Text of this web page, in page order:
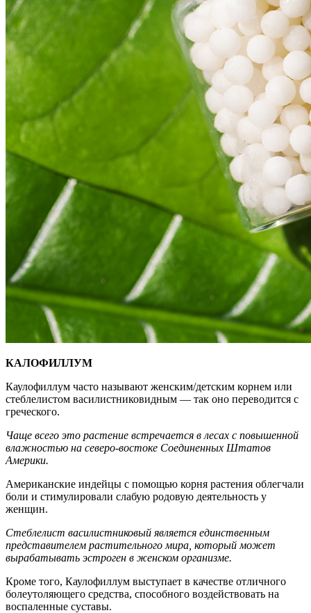
КАЛОФИЛЛУМ
Каулофиллум часто называют женским/детским корнем или
стеблелистом василистниковидным — так оно переводится с
греческого.
Чаще всего это растение встречается в лесах с повышенной
влажностью на северо-востоке Соединенных Штатов
Америки.
Американские индейцы с помощью корня растения облегчали
боли и стимулировали слабую родовую деятельность у
женщин.
Стеблелист василистниковый является единственным
представителем растительного мира, который может
вырабатывать эстроген в женском организме.
Кроме того, Каулофиллум выступает в качестве отличного
болеутоляющего средства, способного воздействовать на
воспаленные суставы.